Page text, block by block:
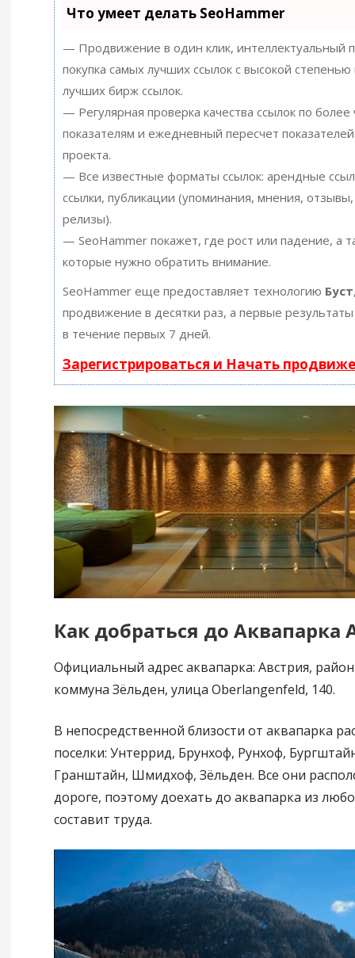
Что умеет делать SeoHammer
— Продвижение в один клик, интеллектуальный
покупка самых лучших ссылок с высокой степенью
лучших бирж ссылок.
— Регулярная проверка качества ссылок по
показателям и ежедневный пересчет показателей
проекта.
— Все известные форматы ссылок: арендные
ссылки, публикации (упоминания, мнения, отзывы,
релизы).
— SeoHammer покажет, где рост или падение, а
которые нужно обратить внимание.
SeoHammer еще предоставляет технологию Буст
продвижение в десятки раз, а первые
в течение первых 7 дней.
Зарегистрироваться и Начать
Как добраться до Аквапарка
Официальный адрес аквапарка: Австрия,
коммуна Зёльден, улица Oberlangenfeld, 140.
В непосредственной близости от аквапарка
поселки: Унтеррид, Брунхоф, Рунхоф,
Гранштайн, Шмидхоф, Зёльден. Все они
дороге, поэтому доехать до аквапарка из
составит труда.